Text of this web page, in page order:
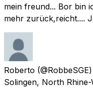
mein freund... Bor bin
mehr zurück,reicht....
Roberto
Solingen, North Rhine-